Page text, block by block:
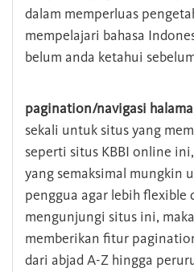
dalam memperluas
mempelajari bahasa
belum anda ketahui
pagination/navigasi
sekali untuk situs yang
seperti situs KBBI online
yang semaksimal mungkin
penggua agar lebih flexible
mengunjungi situs ini,
memberikan fitur
dari abjad A-Z hingga